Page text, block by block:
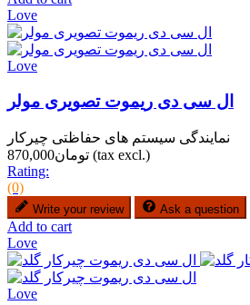
Love
Love
ال سی دی ریموت تصویری مولر
نمایندگی سیستم های حفاظتی چیرکار
تومان870,000 (tax excl.)
Rating:
(0)
Write your review Ask a question
Add to cart
Love
Love